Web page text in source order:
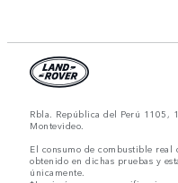
Rbla. República del Perú 1105,
Montevideo.
El consumo de combustible
obtenido en dichas pruebas y
únicamente.